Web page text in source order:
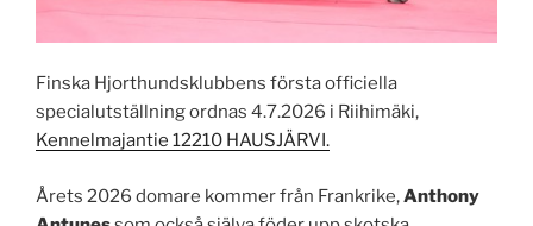
Finska Hjorthundsklubbens första officiella
specialutställning ordnas 4.7.2026 i Riihimäki,
Kennelmajantie 12210 HAUSJÄRVI.
Årets 2026 domare kommer från Frankrike,Anthony